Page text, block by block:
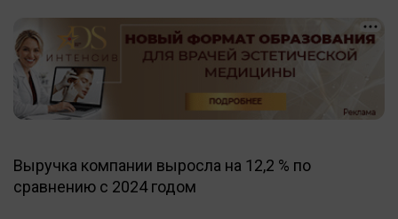
Выручка компании выросла на 12,2 % по
сравнению с 2024 годом